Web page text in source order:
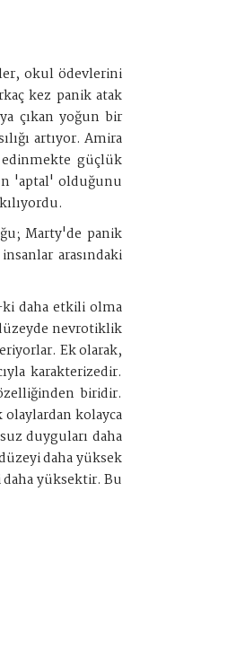
okul ödevlerini
kez panik atak
çıkan yoğun bir
artıyor. Amira
güçlük
'aptal' olduğunu
Marty'de panik
arasındaki
daha etkili olma
nevrotiklik
Ek olarak,
karakterizedir.
biridir.
kolayca
duyguları daha
daha yüksek
yüksektir. Bu